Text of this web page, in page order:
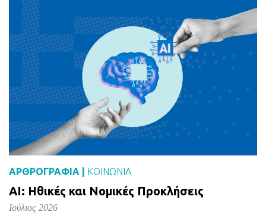
ΑΡΘΡΟΓΡΑΦΙΑ | ΚΟΙΝΩΝΙΑ
AI: Ηθικές και Νομικές Προκλήσεις
Ιούλιος 2026